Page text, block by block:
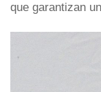
que garantizan